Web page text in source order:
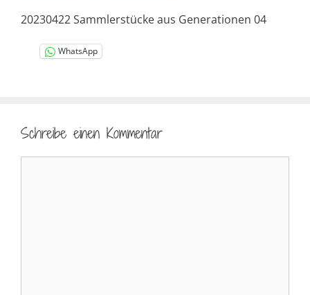
20230422 Sammlerstücke aus Generationen 04
WhatsApp
Schreibe einen Kommentar